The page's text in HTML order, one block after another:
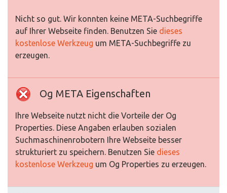
Nicht so gut. Wir konnten keine META-Suchbegriffe
auf Ihrer Webseite finden. Benutzen Sie dieses
kostenlose Werkzeug um META-Suchbegriffe zu
erzeugen.
Og META Eigenschaften
Ihre Webseite nutzt nicht die Vorteile der Og
Properties. Diese Angaben erlauben sozialen
Suchmaschinenrobotern Ihre Webseite besser
strukturiert zu speichern. Benutzen Sie dieses
kostenlose Werkzeug um Og Properties zu erzeugen.